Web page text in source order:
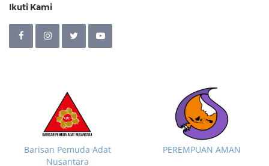
Ikuti Kami
Barisan Pemuda Adat
Nusantara
PEREMPUAN AMAN